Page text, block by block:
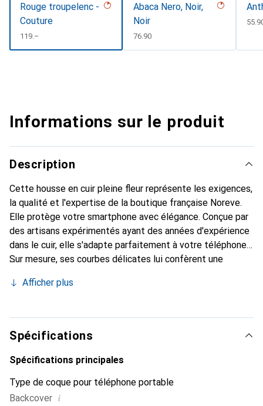
Rouge troupelenc -
Couture
CHF
119.–
Abaca Nero, Noir,
Noir
CHF
76.90
CHF
Informations sur le produit
Description
Cette housse en cuir pleine fleur représente les exigences,
la qualité et l'expertise de la boutique française Noreve.
Elle protège votre smartphone avec élégance. Conçue par
des artisans expérimentés ayant des années d'expérience
dans le cuir, elle s'adapte parfaitement à votre téléphone.
Sur mesure, ses courbes délicates lui confèrent une
indispensable pour votre smartphone. Reconnaissable à
marque Noreve est un choix fiable pour une clientèle
exigeante.
Afficher plus
Spécifications
Spécifications principales
Type de coque pour téléphone portable
Backcover i